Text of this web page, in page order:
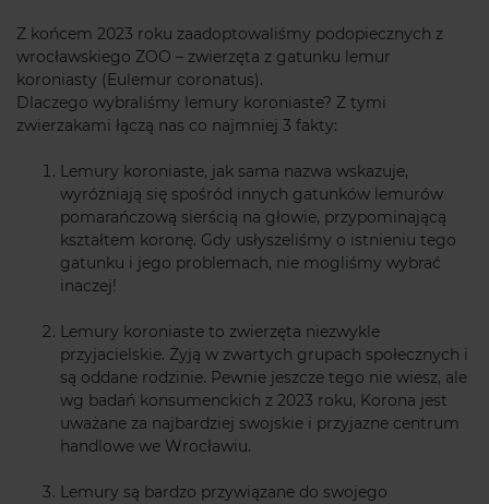
Z końcem 2023 roku zaadoptowaliśmy podopiecznych z
wrocławskiego ZOO – zwierzęta z gatunku lemur
koroniasty (Eulemur coronatus).
Dlaczego wybraliśmy lemury koroniaste? Z tymi
zwierzakami łączą nas co najmniej 3 fakty:
Lemury koroniaste, jak sama nazwa wskazuje,
wyróżniają się spośród innych gatunków lemurów
pomarańczową sierścią na głowie, przypominającą
kształtem koronę. Gdy usłyszeliśmy o istnieniu tego
gatunku i jego problemach, nie mogliśmy wybrać
inaczej!
Lemury koroniaste to zwierzęta niezwykle
przyjacielskie. Żyją w zwartych grupach społecznych i
są oddane rodzinie. Pewnie jeszcze tego nie wiesz, ale
wg badań konsumenckich z 2023 roku, Korona jest
uważane za najbardziej swojskie i przyjazne centrum
handlowe we Wrocławiu.
Lemury są bardzo przywiązane do swojego